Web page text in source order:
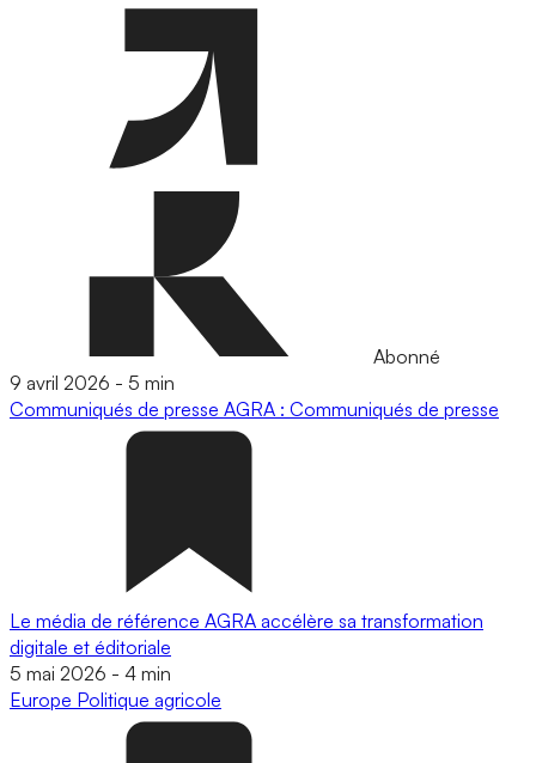
Abonné
9 avril 2026 - 5 min
Communiqués de presse AGRA : Communiqués de presse
Le média de référence AGRA accélère sa transformation
digitale et éditoriale
5 mai 2026 - 4 min
Europe Politique agricole